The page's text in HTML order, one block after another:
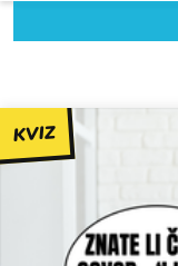
KVIZ